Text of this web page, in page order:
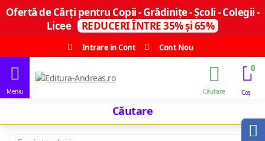
Ofertă de Cărți pentru Copii - Grădinițe - Școli - Colegii -
Licee
REDUCERI ÎNTRE 35% și 65%
Intrare in Cont
Cont Nou
0
Căutare